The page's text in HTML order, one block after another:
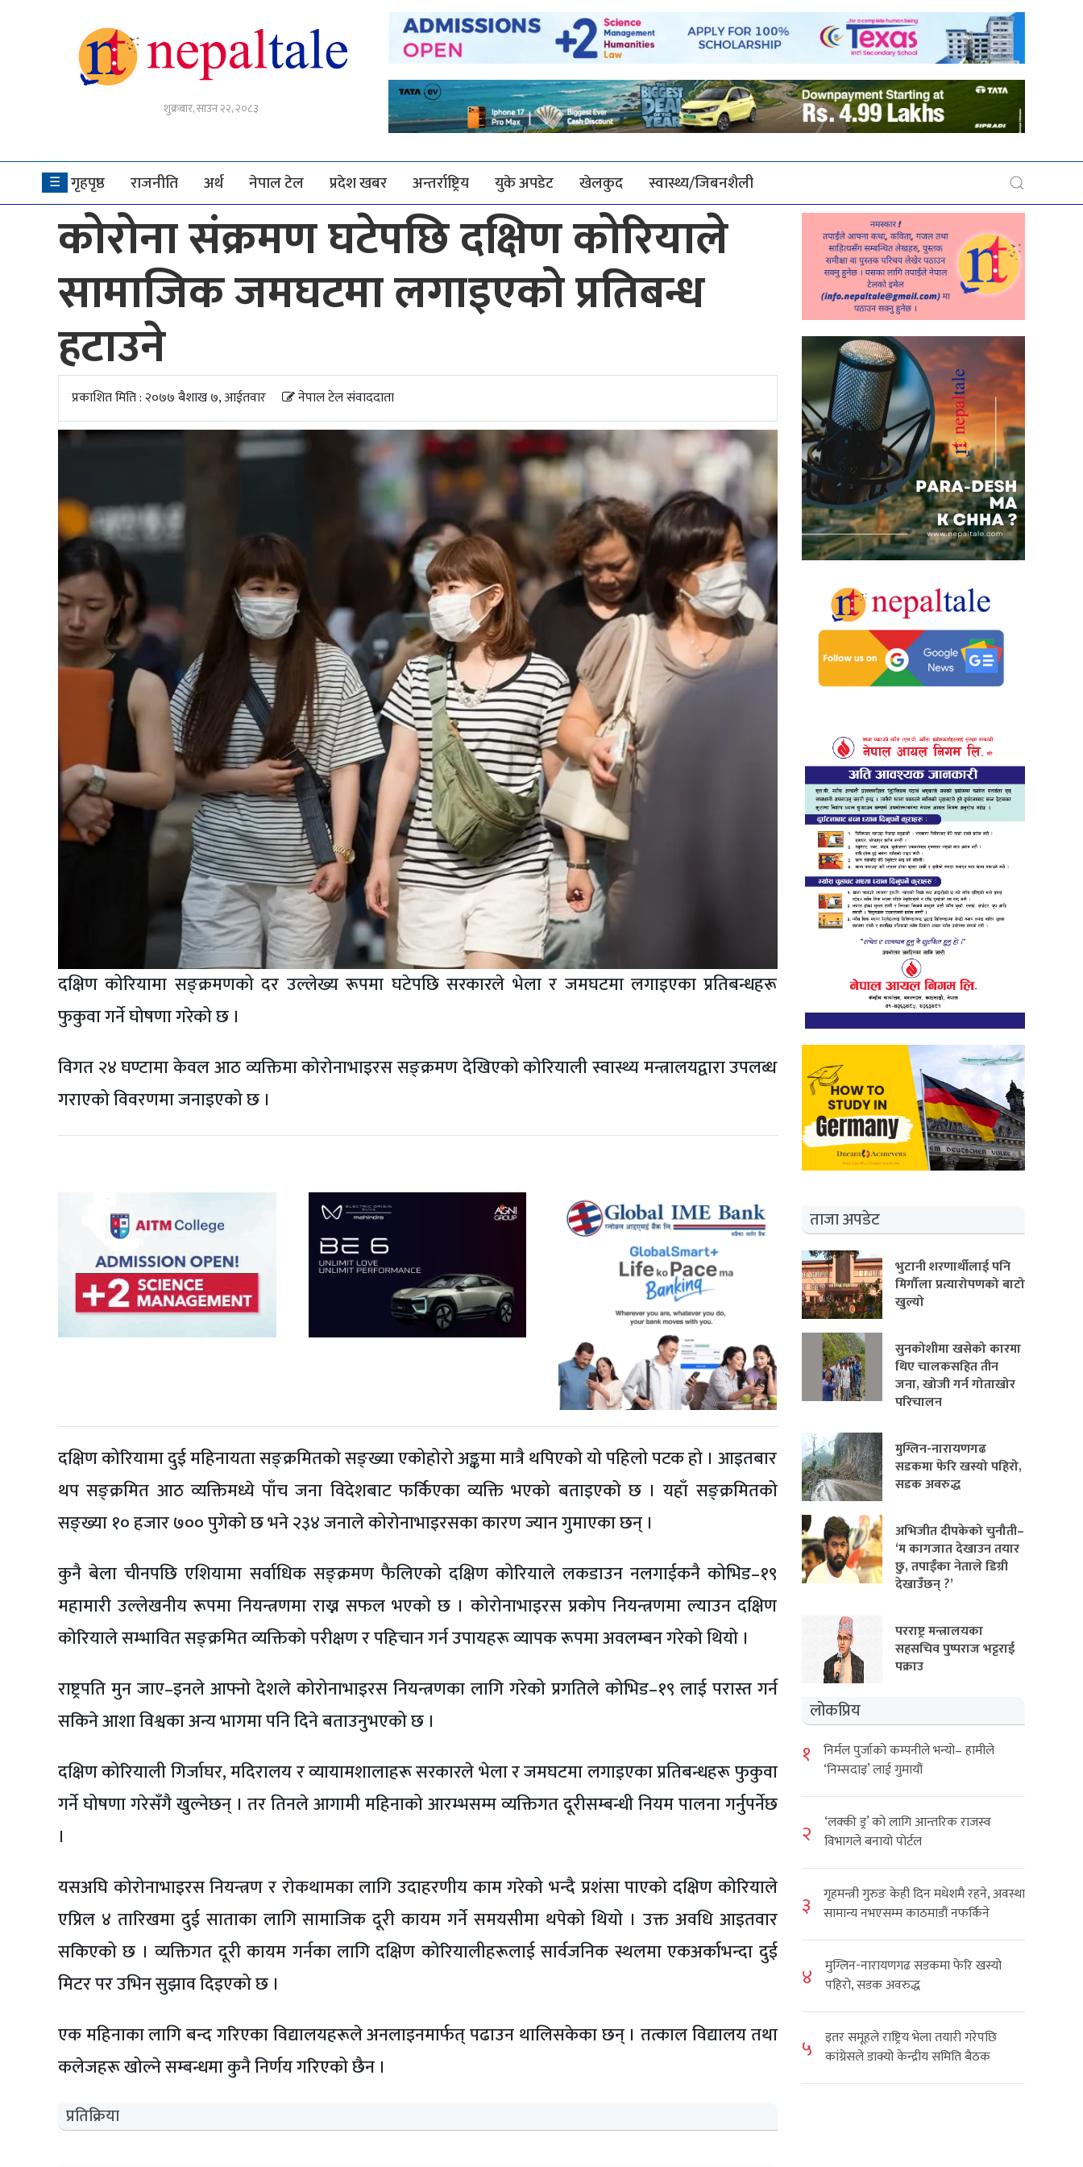
शुक्रबार, साउन २२, २०८३
अर्थ
नेपाल
अपडेट
स्वास्थ्य/
☰ गृहपृष्ठ राजनीति अर्थ नेपाल टेल प्रदेश खबर अन्तर्राष्ट्रिय युके अपडेट खेलकुद स्वास्थ्य/जिबनशैली
कोरोना संक्रमण घटेपछि दक्षिण कोरियाले
सामाजिक जमघटमा लगाइएको प्रतिबन्ध
हटाउने
प्रकाशित मिति : २०७७ बैशाख ७, आईतवार नेपाल टेल संवाददाता
दक्षिण कोरियामा सङ्क्रमणको दर उल्लेख्य रूपमा घटेपछि सरकारले भेला र जमघटमा लगाइएका प्रतिबन्धहरू
फुकुवा गर्ने घोषणा गरेको छ ।
विगत २४ घण्टामा केवल आठ व्यक्तिमा कोरोनाभाइरस सङ्क्रमण देखिएको कोरियाली स्वास्थ्य मन्त्रालयद्वारा उपलब्ध
गराएको विवरणमा जनाइएको छ ।
दक्षिण कोरियामा दुई महिनायता सङ्क्रमितको सङ्ख्या एकोहोरो अङ्कमा मात्रै थपिएको यो पहिलो पटक हो । आइतबार
थप सङ्क्रमित आठ व्यक्तिमध्ये पाँच जना विदेशबाट फर्किएका व्यक्ति भएको बताइएको छ । यहाँ सङ्क्रमितको
सङ्ख्या १० हजार ७०० पुगेको छ भने २३४ जनाले कोरोनाभाइरसका कारण ज्यान गुमाएका छन् ।
कुनै बेला चीनपछि एशियामा सर्वाधिक सङ्क्रमण फैलिएको दक्षिण कोरियाले लकडाउन नलगाईकनै कोभिड–१९
महामारी उल्लेखनीय रूपमा नियन्त्रणमा राख्न सफल भएको छ । कोरोनाभाइरस प्रकोप नियन्त्रणमा ल्याउन दक्षिण
कोरियाले सम्भावित सङ्क्रमित व्यक्तिको परीक्षण र पहिचान गर्न उपायहरू व्यापक रूपमा अवलम्बन गरेको थियो ।
राष्ट्रपति मुन जाए–इनले आफ्नो देशले कोरोनाभाइरस नियन्त्रणका लागि गरेको प्रगतिले कोभिड–१९ लाई परास्त गर्न
सकिने आशा विश्वका अन्य भागमा पनि दिने बताउनुभएको छ ।
दक्षिण कोरियाली गिर्जाघर, मदिरालय र व्यायामशालाहरू सरकारले भेला र जमघटमा लगाइएका प्रतिबन्धहरू फुकुवा
गर्ने घोषणा गरेसँगै खुल्नेछन् । तर तिनले आगामी महिनाको आरम्भसम्म व्यक्तिगत दूरीसम्बन्धी नियम पालना गर्नुपर्नेछ
।
यसअघि कोरोनाभाइरस नियन्त्रण र रोकथामका लागि उदाहरणीय काम गरेको भन्दै प्रशंसा पाएको दक्षिण कोरियाले
एप्रिल ४ तारिखमा दुई साताका लागि सामाजिक दूरी कायम गर्ने समयसीमा थपेको थियो । उक्त अवधि आइतवार
सकिएको छ । व्यक्तिगत दूरी कायम गर्नका लागि दक्षिण कोरियालीहरूलाई सार्वजनिक स्थलमा एकअर्काभन्दा दुई
मिटर पर उभिन सुझाव दिइएको छ ।
एक महिनाका लागि बन्द गरिएका विद्यालयहरूले अनलाइनमार्फत् पढाउन थालिसकेका छन् । तत्काल विद्यालय तथा
कलेजहरू खोल्ने सम्बन्धमा कुनै निर्णय गरिएको छैन ।
प्रतिक्रिया
ताजा अपडेट
भुटानी शरणार्थीलाई पनि
मिर्गौला प्रत्यारोपणको बाटो
खुल्यो
सुनकोशीमा खसेको कारमा
थिए चालकसहित तीन
जना, खोजी गर्न गोताखोर
परिचालन
मुग्लिन-नारायणगढ
सडकमा फेरि खस्यो पहिरो,
सडक अवरुद्ध
अभिजीत दीपकेको चुनौती–
‘म कागजात देखाउन तयार
छु, तपाईंका नेताले डिग्री
देखाउँछन् ?’
परराष्ट्र मन्त्रालयका
सहसचिव पुष्पराज भट्टराई
पक्राउ
लोकप्रिय
१
निर्मल पुर्जाको कम्पनीले भन्यो– हामीले
‘निम्सदाइ’ लाई गुमायौं
२
‘लक्की ड्र’ को लागि आन्तरिक राजस्व
विभागले बनायो पोर्टल
३
गृहमन्त्री गुरुङ केही दिन मधेशमै रहने, अवस्था
सामान्य नभएसम्म काठमाडौं नफर्किने
४
मुग्लिन-नारायणगढ सडकमा फेरि खस्यो
पहिरो, सडक अवरुद्ध
५
इतर समूहले राष्ट्रिय भेला तयारी गरेपछि
कांग्रेसले डाक्यो केन्द्रीय समिति बैठक